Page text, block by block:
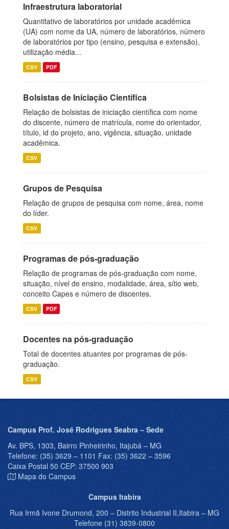
Infraestrutura laboratorial
Quantitativo de laboratórios por unidade acadêmica
(UA) com nome da UA, número de laboratórios, número
de laboratórios por tipo (ensino, pesquisa e extensão),
utilização média...
CSV PDF
Bolsistas de Iniciação Científica
Relação de bolsistas de iniciação científica com nome
do discente, número de matrícula, nome do orientador,
título, id do projeto, ano, vigência, situação, unidade
acadêmica.
CSV
Grupos de Pesquisa
Relação de grupos de pesquisa com nome, área, nome
do líder.
CSV
Programas de pós-graduação
Relação de programas de pós-graduação com nome,
situação, nível de ensino, modalidade, área, sítio web,
conceito Capes e número de discentes.
CSV PDF
Docentes na pós-graduação
Total de docentes atuantes por programas de pós-
graduação.
CSV
Campus Prof. José Rodrigues Seabra – Sede
Av. BPS, 1303, Bairro Pinheirinho, Itajubá – MG
Telefone: (35) 3629 – 1101 Fax: (35) 3622 – 3596
Caixa Postal 50 CEP: 37500 903
Mapa do Campus
Campus Itabira
Rua Irmã Ivone Drumond, 200 – Distrito Industrial II,Itabira – MG
Telefone (31) 3839-0800